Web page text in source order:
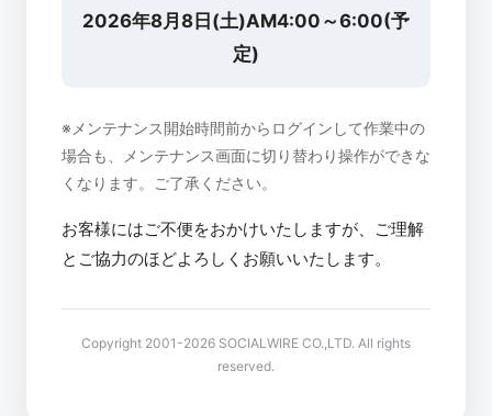
2026年8月8日(土)AM4:00～6:00(予
定)
※メンテナンス開始時間前からログインして作業中の
場合も、メンテナンス画面に切り替わり操作ができな
くなります。ご了承ください。
お客様にはご不便をおかけいたしますが、ご理解
とご協力のほどよろしくお願いいたします。
Copyright 2001-2026 SOCIALWIRE CO.,LTD. All rights
reserved.